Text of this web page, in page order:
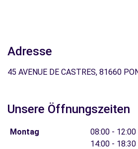
Adresse
45 AVENUE DE CASTRES, 81660
Unsere Öffnungszeiten
Montag
08:00 - 12:00
14:00 - 18:30